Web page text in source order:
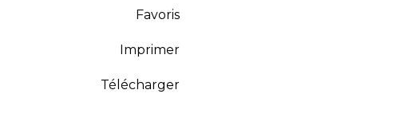
Favoris
Imprimer
Télécharger